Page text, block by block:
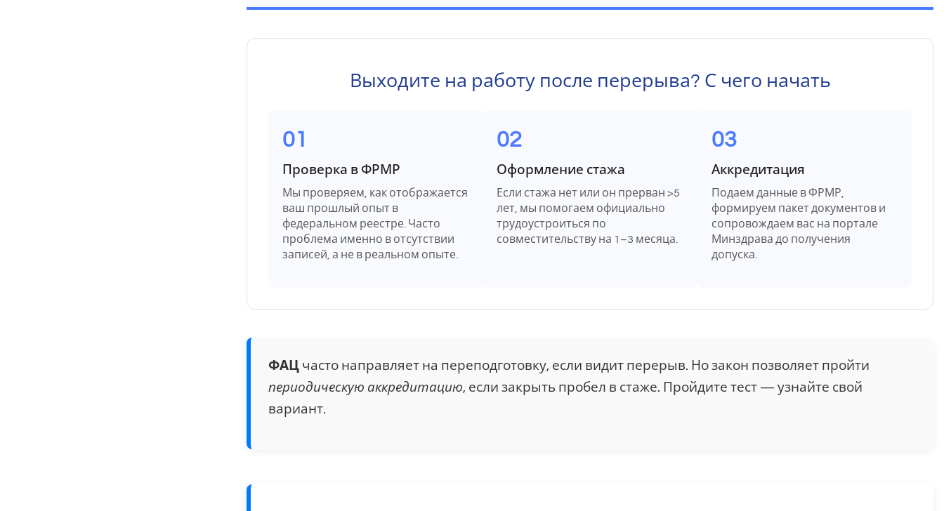
Выходите на работу после перерыва? С чего начать
01
Проверка в ФРМР
Мы проверяем, как отображается
ваш прошлый опыт в
федеральном реестре. Часто
проблема именно в отсутствии
записей, а не в реальном опыте.
02
Оформление стажа
Если стажа нет или он прерван >5
лет, мы помогаем официально
трудоустроиться по
совместительству на 1–3 месяца.
03
Аккредитация
Подаем данные в ФРМР,
формируем пакет документов и
сопровождаем вас на портале
Минздрава до получения
допуска.
ФАЦ часто направляет на переподготовку, если видит перерыв. Но закон позволяет пройти
периодическую аккредитацию, если закрыть пробел в стаже. Пройдите тест — узнайте свой
вариант.